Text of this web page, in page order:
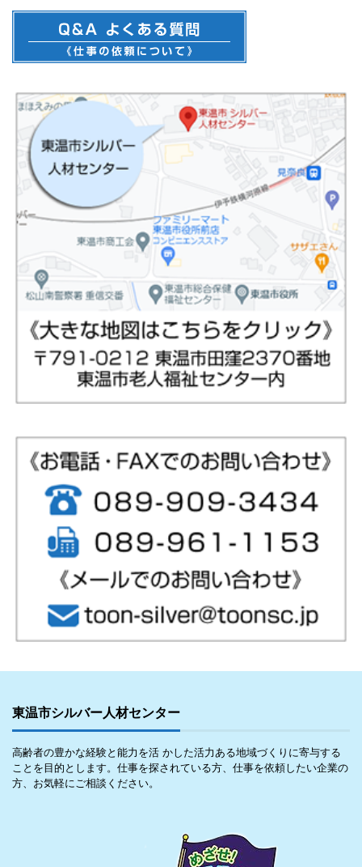
東温市シルバー人材センター
高齢者の豊かな経験と能力を活 かした活力ある地域づくりに寄与する
ことを目的とします。仕事を探されている方、仕事を依頼したい企業の
方、お気軽にご相談ください。